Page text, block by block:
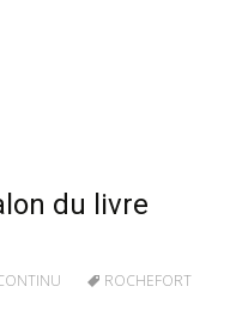
du livre
ROCHEFORT